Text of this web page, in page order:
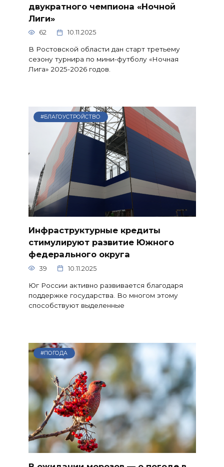
двукратного чемпиона «Ночной
Лиги»
62 10.11.2025
В Ростовской области дан старт третьему
сезону турнира по мини-футболу «Ночная
Лига» 2025-2026 годов.
#БЛАГОУСТРОЙСТВО
Инфраструктурные кредиты
стимулируют развитие Южного
федерального округа
39 10.11.2025
Юг России активно развивается благодаря
поддержке государства. Во многом этому
способствуют выделенные
#ПОГОДА